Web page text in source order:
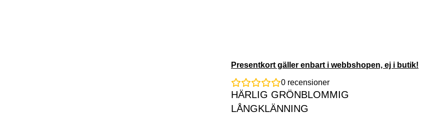
Presentkort gäller enbart i webbshopen, ej i butik!
0 recensioner
HÄRLIG GRÖNBLOMMIG
LÅNGKLÄNNING